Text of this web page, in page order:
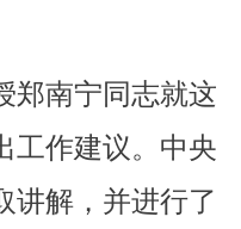
南宁同志就这
工作建议。中央
讲解，并进行了